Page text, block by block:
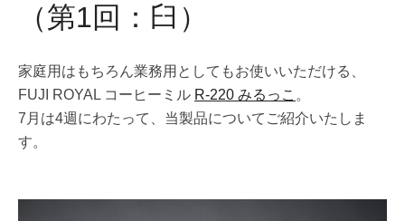
（第1回：臼）
家庭用はもちろん業務用としてもお使いいただける、
FUJI ROYAL コーヒーミル R-220 みるっこ 。
7月は4週にわたって、当製品についてご紹介いたしま
す。